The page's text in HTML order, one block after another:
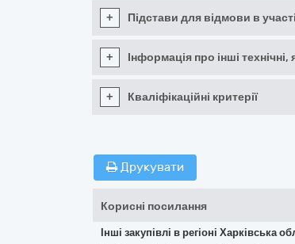
+ Підстави для відмови в
+ Інформація про інші
+ Кваліфікаційні критерії
Друкувати
Корисні посилання
Інші закупівлі в регіоні Харківська